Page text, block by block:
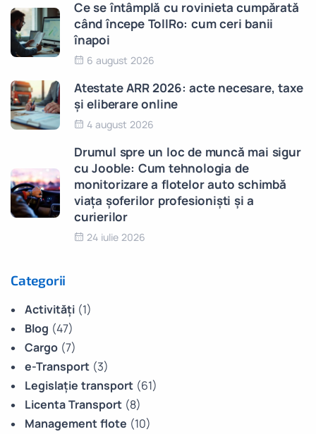
Ce se întâmplă cu rovinieta cumpărată
când începe TollRo: cum ceri banii
înapoi
6 august 2026
Atestate ARR 2026: acte necesare, taxe
și eliberare online
4 august 2026
Drumul spre un loc de muncă mai sigur
cu Jooble: Cum tehnologia de
monitorizare a flotelor auto schimbă
viața șoferilor profesioniști și a
curierilor
24 iulie 2026
Categorii
Activități (1)
Blog (47)
Cargo (7)
e-Transport (3)
Legislație transport (61)
Licenta Transport (8)
Management flote (10)